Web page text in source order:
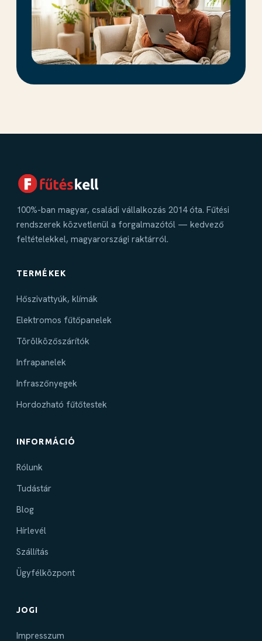
100%-ban magyar, családi vállalkozás 2014 óta. Fűtési
rendszerek közvetlenül a forgalmazótól — kedvező
feltételekkel, magyarországi raktárról.
TERMÉKEK
Hőszivattyúk, klímák
Elektromos fűtőpanelek
Törölközőszárítók
Infrapanelek
Infraszőnyegek
Hordozható fűtőtestek
INFORMÁCIÓ
Rólunk
Tudástár
Blog
Hírlevél
Szállítás
Ügyfélközpont
JOGI
Impresszum